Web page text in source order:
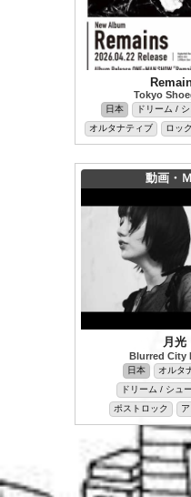
Tokyo
日本
ドリーム /
オルタナティブ
ロック
動画・
月光
Blurred City
日本
オルタ
ドリーム / シュ
ポストロック